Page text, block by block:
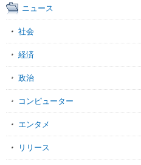
ニュース
社会
経済
政治
コンピューター
エンタメ
リリース